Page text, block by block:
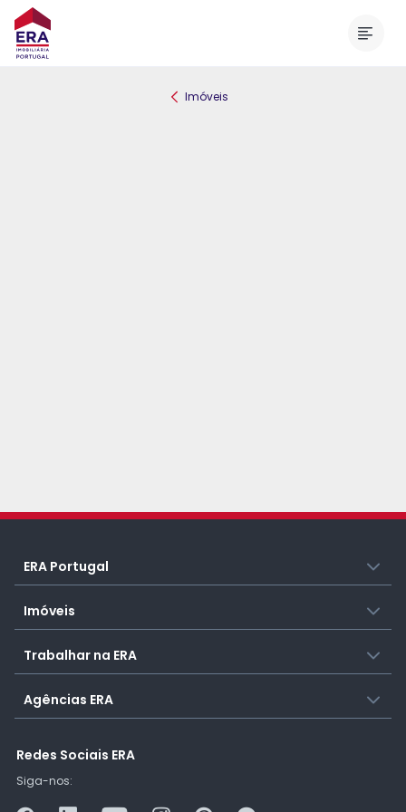
Imóveis
ERA Portugal
Imóveis
Trabalhar na ERA
Agências ERA
Redes Sociais ERA
Siga-nos: